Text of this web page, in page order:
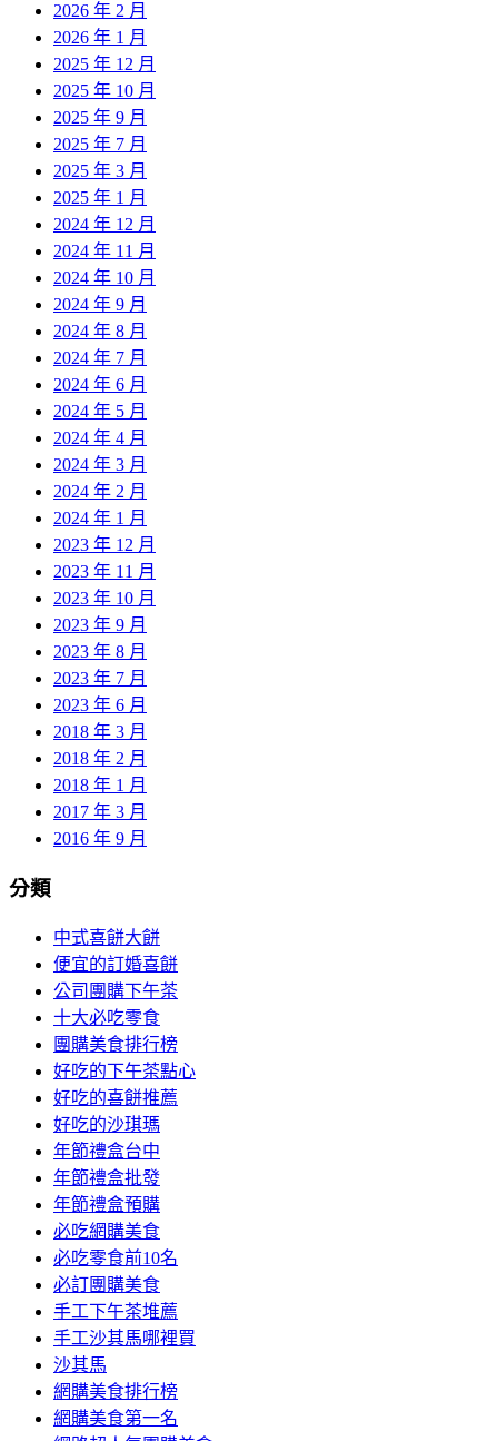
2026 年 2 月
2026 年 1 月
2025 年 12 月
2025 年 10 月
2025 年 9 月
2025 年 7 月
2025 年 3 月
2025 年 1 月
2024 年 12 月
2024 年 11 月
2024 年 10 月
2024 年 9 月
2024 年 8 月
2024 年 7 月
2024 年 6 月
2024 年 5 月
2024 年 4 月
2024 年 3 月
2024 年 2 月
2024 年 1 月
2023 年 12 月
2023 年 11 月
2023 年 10 月
2023 年 9 月
2023 年 8 月
2023 年 7 月
2023 年 6 月
2018 年 3 月
2018 年 2 月
2018 年 1 月
2017 年 3 月
2016 年 9 月
分類
中式喜餅大餅
便宜的訂婚喜餅
公司團購下午茶
十大必吃零食
團購美食排行榜
好吃的下午茶點心
好吃的喜餅推薦
好吃的沙琪瑪
年節禮盒台中
年節禮盒批發
年節禮盒預購
必吃網購美食
必吃零食前10名
必訂團購美食
手工下午茶堆薦
手工沙其馬哪裡買
沙其馬
網購美食排行榜
網購美食第一名